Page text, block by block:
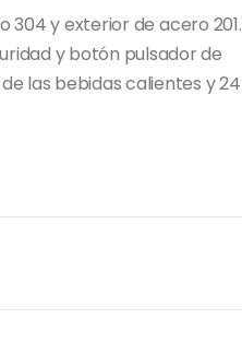
304 y exterior de acero 201.
y botón pulsador de
las bebidas calientes y